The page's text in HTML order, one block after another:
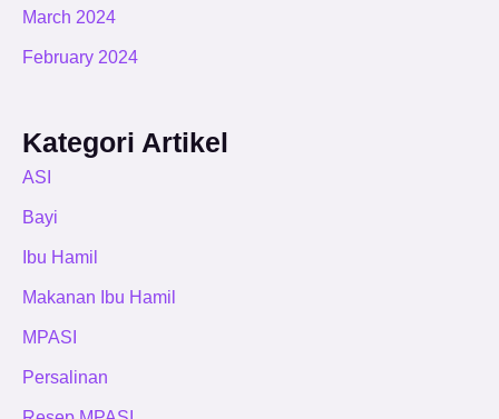
March 2024
February 2024
Kategori Artikel
ASI
Bayi
Ibu Hamil
Makanan Ibu Hamil
MPASI
Persalinan